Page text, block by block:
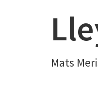
Mats